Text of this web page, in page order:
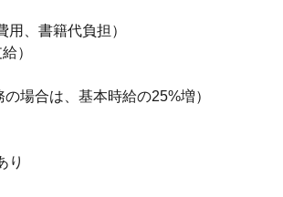
、書籍代負担）
）
場合は、基本時給の25%増）
り